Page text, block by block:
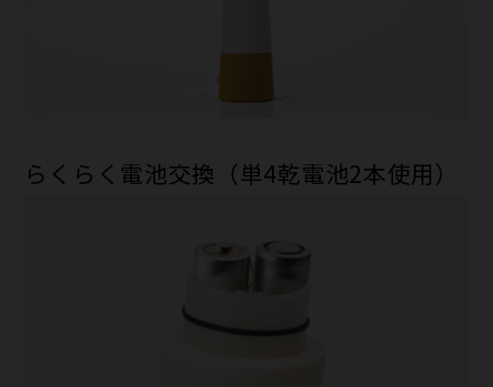
らくらく電池交換（単4乾電池2本使用）